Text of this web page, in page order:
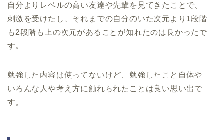
自分よりレベルの高い友達や先輩を見てきたことで、
刺激を受けたし、それまでの自分のいた次元より1段階
も2段階も上の次元があることが知れたのは良かったで
す。
勉強した内容は使ってないけど、勉強したこと自体や
いろんな人や考え方に触れられたことは良い思い出で
す。